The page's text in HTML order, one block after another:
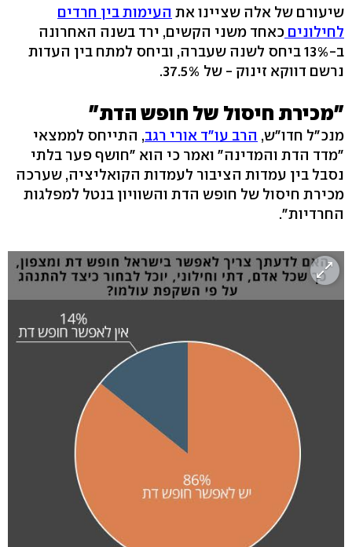
שיעורם של אלה שציינו את העימות בין חרדים
לחילונים כאחד משני הקשים, ירד בשנה האחרונה
ב-13% ביחס לשנה שעברה, וביחס למתח בין העדות
נרשם דווקא זינוק - של 37.5%.
"מכירת חיסול של חופש הדת"
מנכ"ל חדו"ש, הרב עו"ד אורי רגב, התייחס לממצאי
"מדד הדת והמדינה" ואמר כי הוא "חושף פער בלתי
נסבל בין עמדות הציבור לעמדות הקואליציה, שערכה
מכירת חיסול של חופש הדת והשוויון בנטל למפלגות
החרדיות".